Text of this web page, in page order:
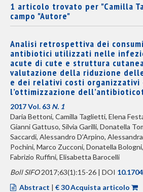
1 articolo trovato per "Camilla
campo "Autore"
Analisi retrospettiva dei
antibiotici utilizzati nelle
acute di cute e struttura cutanea
valutazione della riduzione
e dei relativi costi organizzativi
l’ottimizzazione
2017 Vol. 63 N. 1
Daria Bettoni, Camilla Taglietti, Elena
Gianni Gattuso, Silvia Garilli, Donatella
Saccardi, Alessandro D’Arpino,
Pochini, Marco Zucconi, Donatella
Fabrizio Ruffini, Elisabetta Barocelli
Boll SIFO2017;63(1):15-26 | DOI
Abstract | € 30 Acquista articolo